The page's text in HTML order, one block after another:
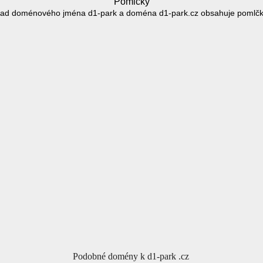
doménového jména d1-park a doména d1-park.cz obsahuje
Podobné domény k d1-park .cz